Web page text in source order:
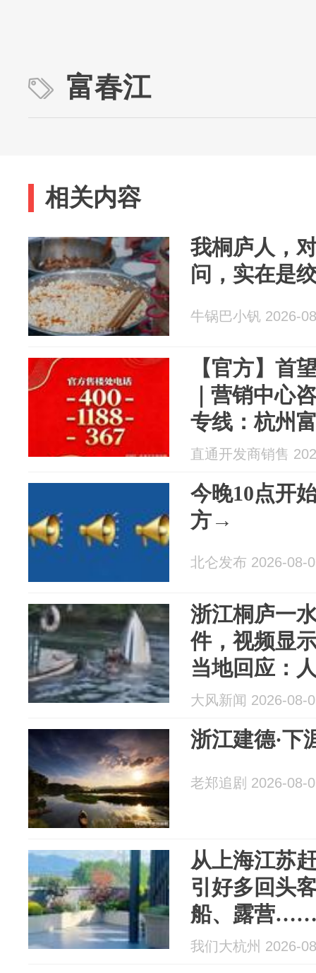
富春江
相关内容
我桐庐人，
问，实在是
牛锅巴小钒 2026-
【官方】首
｜营销中心
专线：杭州
院【2026‑08
直通开发商销售
今晚10点开
方→
北仑发布 2026-08-
浙江桐庐一
件，视频显
当地回应：
中
大风新闻 2026-08-
浙江建德·下
老郑追剧 2026-08-
从上海江苏
引好多回头
船、露营
我们大杭州 2026-